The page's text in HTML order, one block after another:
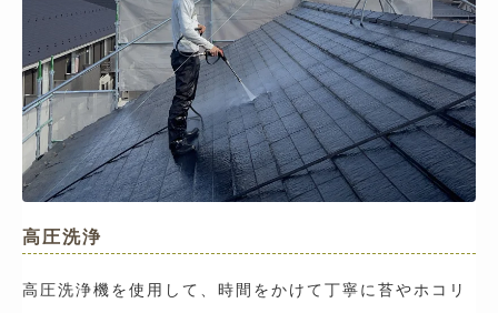
高圧洗浄
高圧洗浄機を使用して、時間をかけて丁寧に苔やホコリ